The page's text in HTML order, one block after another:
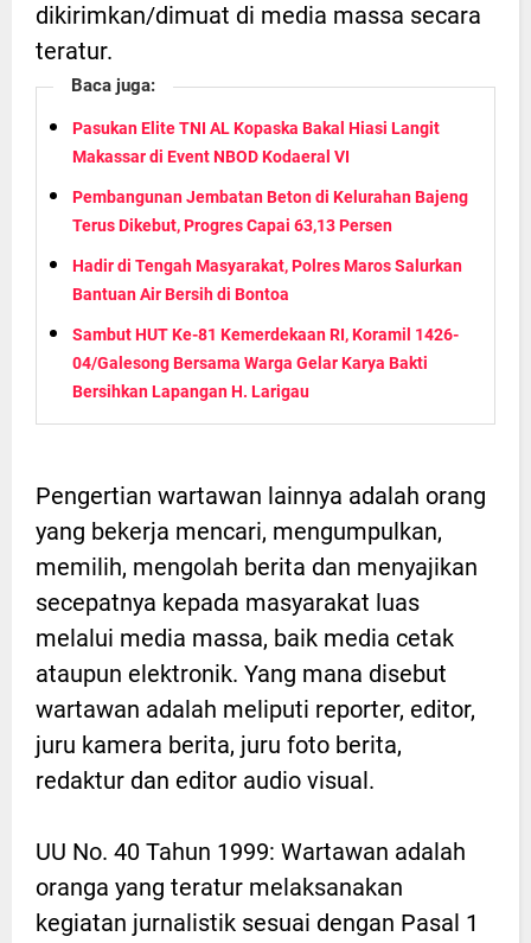
dikirimkan/dimuat di media massa secara
teratur.
Baca juga:
Pasukan Elite TNI AL Kopaska Bakal Hiasi Langit
Makassar di Event NBOD Kodaeral VI
Pembangunan Jembatan Beton di Kelurahan Bajeng
Terus Dikebut, Progres Capai 63,13 Persen
Hadir di Tengah Masyarakat, Polres Maros Salurkan
Bantuan Air Bersih di Bontoa
Sambut HUT Ke-81 Kemerdekaan RI, Koramil 1426-
04/Galesong Bersama Warga Gelar Karya Bakti
Bersihkan Lapangan H. Larigau
Pengertian wartawan lainnya adalah orang
yang bekerja mencari, mengumpulkan,
memilih, mengolah berita dan menyajikan
secepatnya kepada masyarakat luas
melalui media massa, baik media cetak
ataupun elektronik. Yang mana disebut
wartawan adalah meliputi reporter, editor,
juru kamera berita, juru foto berita,
redaktur dan editor audio visual.
UU No. 40 Tahun 1999: Wartawan adalah
oranga yang teratur melaksanakan
kegiatan jurnalistik sesuai dengan Pasal 1